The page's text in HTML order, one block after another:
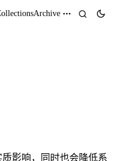
Archive
影响，同时也会降低系